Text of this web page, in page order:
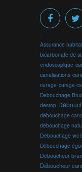
Assurance
bicarbonate de
endoscopique
canalisations
curage curage
Debouchage
destop
débouchage
débouchage
Débouchage wc
Débouchage
Déboucheur
Déboucheur